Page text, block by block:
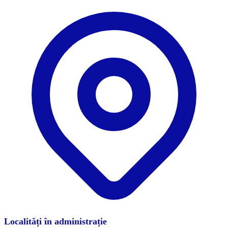
Localități în administrație